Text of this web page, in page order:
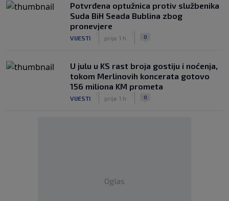
Potvrđena optužnica protiv službenika
Suda BiH Seada Bublina zbog
pronevjere
VIJESTI prije 1 h 0
U julu u KS rast broja gostiju i noćenja,
tokom Merlinovih koncerata gotovo
156 miliona KM prometa
VIJESTI prije 1 h 0
Oglas